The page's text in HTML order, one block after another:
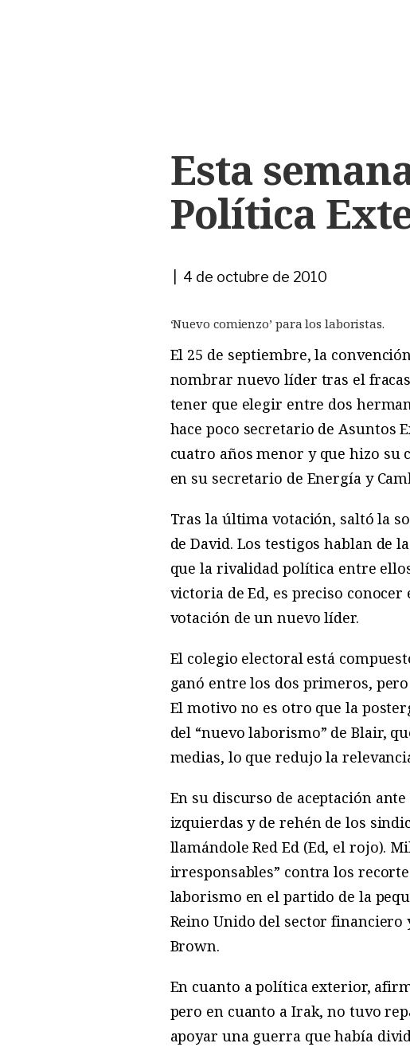
Esta
Política
| 4 de octubre de 2010
‘Nuevo comienzo’ para los laboristas.
El 25 de septiembre, la
nombrar nuevo líder tras el
tener que elegir entre dos
hace poco secretario de Asuntos
cuatro años menor y que hizo su
en su secretario de Energía y
Tras la última votación, saltó la
de David. Los testigos hablan de
que la rivalidad política entre
victoria de Ed, es preciso
votación de un nuevo líder.
El colegio electoral está
ganó entre los dos primeros,
El motivo no es otro que la
del “nuevo laborismo” de Blair,
medias, lo que redujo la
En su discurso de aceptación
izquierdas y de rehén de los
llamándole Red Ed (Ed, el rojo).
irresponsables” contra los
laborismo en el partido de la
Reino Unido del sector
Brown.
En cuanto a política exterior,
pero en cuanto a Irak, no tuvo
apoyar una guerra que había